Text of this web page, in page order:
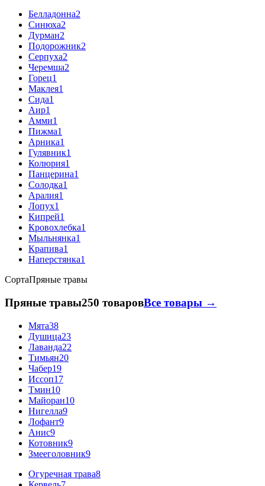
Белладонна2
Синюха2
Дурман2
Подорожник2
Серпуха2
Черемша2
Горец1
Маклея1
Сида1
Аир1
Амми1
Пижма1
Арника1
Гулявник1
Колюрия1
Панцерина1
Солодка1
Аралия1
Лопух1
Кипрей1
Кровохлебка1
Мыльнянка1
Крапива1
Наперстянка1
СортаПряные травы
Пряные травы250 товаровВсе товары →
Мята38
Душица23
Лаванда22
Тимьян20
Чабер19
Иссоп17
Тмин10
Майоран10
Нигелла9
Лофант9
Анис9
Котовник9
Змееголовник9
Огуречная трава8